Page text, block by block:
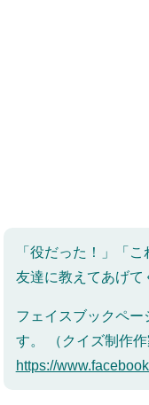
「役だった！」「
友達に教えてあげて
フェイスブックペー
す。 （クイズ制作
https://